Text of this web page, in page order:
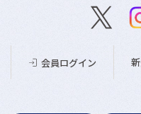
会員ログイン